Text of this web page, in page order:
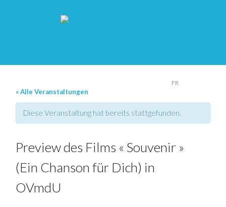
FR
« Alle Veranstaltungen
Diese Veranstaltung hat bereits stattgefunden.
Preview des Films « Souvenir »
(Ein Chanson für Dich) in
OVmdU